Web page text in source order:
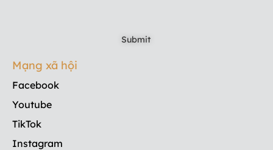
Mạng xã hội
Facebook
Youtube
TikTok
Instagram